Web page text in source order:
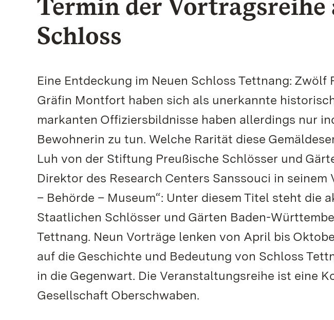
Termin der Vortragsreihe
Schloss
Eine Entdeckung im Neuen Schloss Tettnang: Zwölf
Gräfin Montfort haben sich als unerkannte
markanten Offiziersbildnisse haben allerdings nur
Bewohnerin zu tun. Welche Rarität diese
Luh von der Stiftung Preußische Schlösser und
Direktor des Research Centers Sanssouci in seinem
– Behörde – Museum“: Unter diesem Titel steht die
Staatlichen Schlösser und Gärten Baden-
Tettnang. Neun Vorträge lenken von April bis
auf die Geschichte und Bedeutung von Schloss
in die Gegenwart. Die Veranstaltungsreihe ist eine
Gesellschaft Oberschwaben.